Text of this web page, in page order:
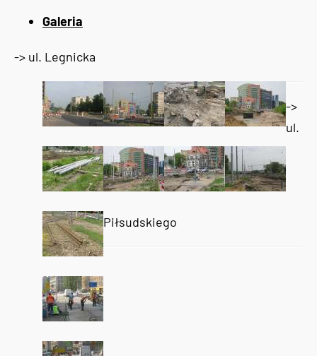
Galeria
-> ul. Legnicka
->
ul.
Piłsudskiego